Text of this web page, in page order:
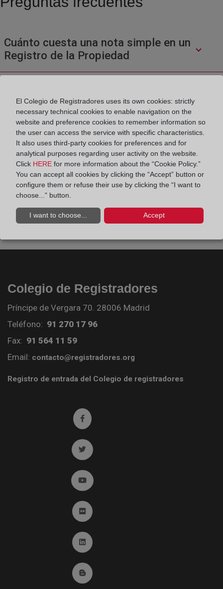
Cuánto cuesta una nota simple en un
Registro de la Propiedad
¿Cuál es el contenido de una nota simple
o una certificación?
¿Cómo se inscribe una cancelación de
hipoteca?
Colegio de Registradores
Príncipe de Vergara 70. 28006 Madrid
Teléfono: 91 270 17 96
Fax: 91 564 11 59
Email: contacto@registradores.org
Registro de entrada del Colegio de registradores
Ir a facebook (abre en ventana nueva)
Ir a twitter (abre en ventana nueva)
Ir a YouTube (abre en ventana nueva)
Ir a Flickr (abre en ventana nueva)
Ir a Linkedin (abre en ventana nueva)
Ir al Blog (abre en ventana nueva)
El Colegio de Registradores uses its own cookies: strictly
necessary technical cookies to enable navigation on the
website and preference cookies to remember information so
the user can access the service with specific characteristics.
It also uses third-party cookies for preferences and for
analytical purposes regarding user activity on the website.
Click HERE for more information about the “Cookie Policy.”
You can accept all cookies by clicking the “Accept” button or
configure them or refuse their use by clicking the “I want to
choose...” button.
I want to choose... Accept